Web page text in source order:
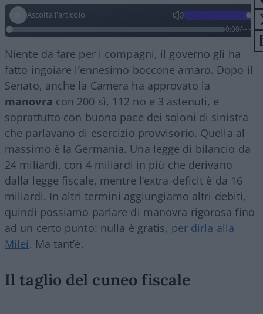
Ascolta l'articolo
0:00/--:--
Niente da fare per i compagni, il governo gli ha
fatto ingoiare l’ennesimo boccone amaro. Dopo il
Senato, anche la Camera ha approvato la
manovra con 200 sì, 112 no e 3 astenuti, e
soprattutto con buona pace dei soloni di sinistra
che parlavano di esercizio provvisorio. Quella al
massimo è la Germania. Una legge di bilancio da
24 miliardi, con 4 miliardi in più che derivano
dalla legge fiscale, mentre l’extra-deficit è da 16
miliardi. In altri termini aggiungiamo altri debiti,
quindi possiamo parlare di manovra rigorosa fino
ad un certo punto: nulla è gratis, per dirla alla
Milei. Ma tant’è.
Il taglio del cuneo fiscale